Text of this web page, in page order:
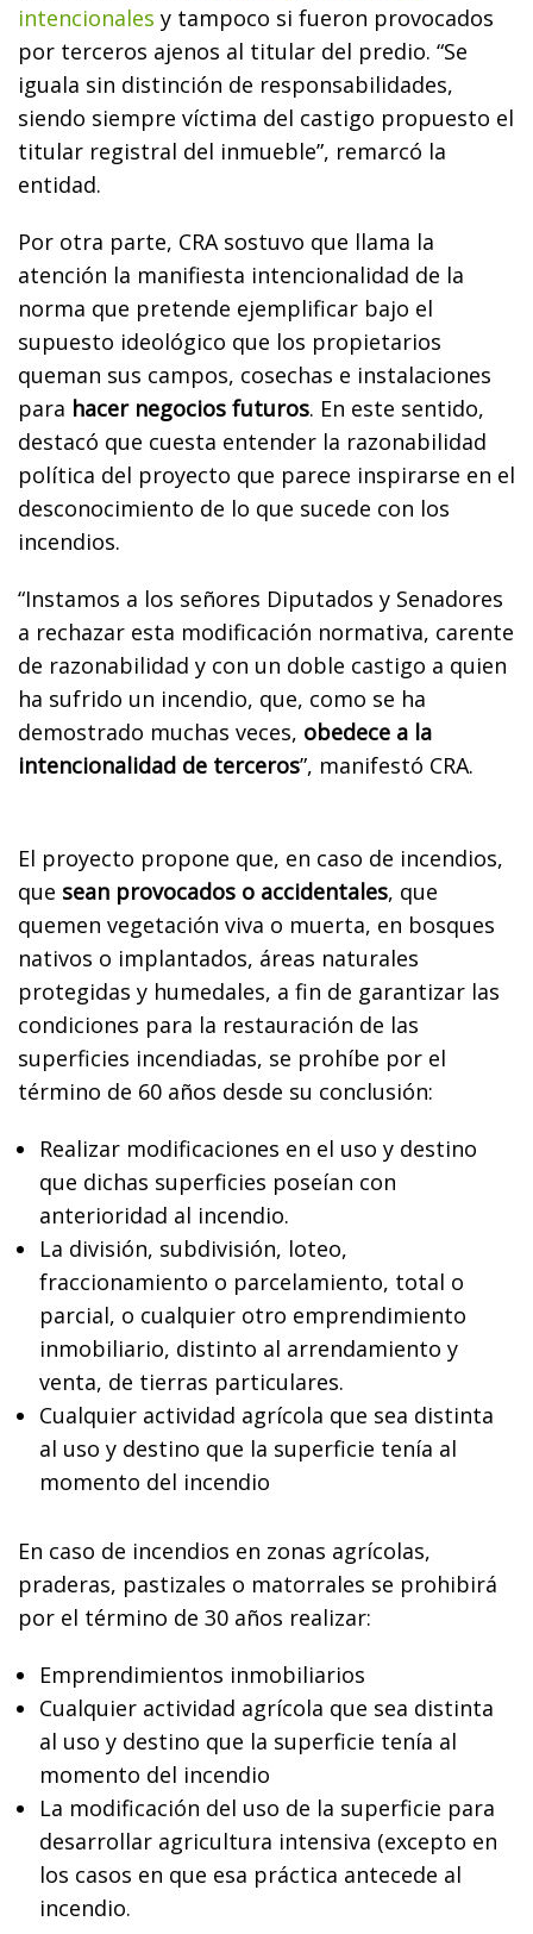
intencionales y tampoco si fueron provocados
por terceros ajenos al titular del predio. “Se
iguala sin distinción de responsabilidades,
siendo siempre víctima del castigo propuesto el
titular registral del inmueble”, remarcó la
entidad.
Por otra parte, CRA sostuvo que llama la
atención la manifiesta intencionalidad de la
norma que pretende ejemplificar bajo el
supuesto ideológico que los propietarios
queman sus campos, cosechas e instalaciones
para hacer negocios futuros. En este sentido,
destacó que cuesta entender la razonabilidad
política del proyecto que parece inspirarse en el
desconocimiento de lo que sucede con los
incendios.
“Instamos a los señores Diputados y Senadores
a rechazar esta modificación normativa, carente
de razonabilidad y con un doble castigo a quien
ha sufrido un incendio, que, como se ha
demostrado muchas veces, obedece a la
intencionalidad de terceros”, manifestó CRA.
El proyecto propone que, en caso de incendios,
que sean provocados o accidentales, que
quemen vegetación viva o muerta, en bosques
nativos o implantados, áreas naturales
protegidas y humedales, a fin de garantizar las
condiciones para la restauración de las
superficies incendiadas, se prohíbe por el
término de 60 años desde su conclusión:
Realizar modificaciones en el uso y destino
que dichas superficies poseían con
anterioridad al incendio.
La división, subdivisión, loteo,
fraccionamiento o parcelamiento, total o
parcial, o cualquier otro emprendimiento
inmobiliario, distinto al arrendamiento y
venta, de tierras particulares.
Cualquier actividad agrícola que sea distinta
al uso y destino que la superficie tenía al
momento del incendio
En caso de incendios en zonas agrícolas,
praderas, pastizales o matorrales se prohibirá
por el término de 30 años realizar:
Emprendimientos inmobiliarios
Cualquier actividad agrícola que sea distinta
al uso y destino que la superficie tenía al
momento del incendio
La modificación del uso de la superficie para
desarrollar agricultura intensiva (excepto en
los casos en que esa práctica antecede al
incendio.